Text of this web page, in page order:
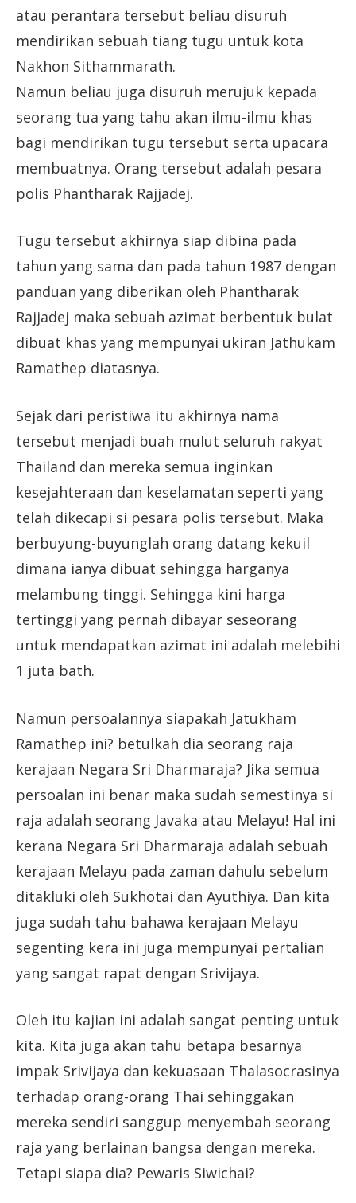
atau perantara tersebut beliau disuruh
mendirikan sebuah tiang tugu untuk kota
Nakhon Sithammarath.
Namun beliau juga disuruh merujuk kepada
seorang tua yang tahu akan ilmu-ilmu khas
bagi mendirikan tugu tersebut serta upacara
membuatnya. Orang tersebut adalah pesara
polis Phantharak Rajjadej.
Tugu tersebut akhirnya siap dibina pada
tahun yang sama dan pada tahun 1987 dengan
panduan yang diberikan oleh Phantharak
Rajjadej maka sebuah azimat berbentuk bulat
dibuat khas yang mempunyai ukiran Jathukam
Ramathep diatasnya.
Sejak dari peristiwa itu akhirnya nama
tersebut menjadi buah mulut seluruh rakyat
Thailand dan mereka semua inginkan
kesejahteraan dan keselamatan seperti yang
telah dikecapi si pesara polis tersebut. Maka
berbuyung-buyunglah orang datang kekuil
dimana ianya dibuat sehingga harganya
melambung tinggi. Sehingga kini harga
tertinggi yang pernah dibayar seseorang
untuk mendapatkan azimat ini adalah melebihi
1 juta bath.
Namun persoalannya siapakah Jatukham
Ramathep ini? betulkah dia seorang raja
kerajaan Negara Sri Dharmaraja? Jika semua
persoalan ini benar maka sudah semestinya si
raja adalah seorang Javaka atau Melayu! Hal ini
kerana Negara Sri Dharmaraja adalah sebuah
kerajaan Melayu pada zaman dahulu sebelum
ditakluki oleh Sukhotai dan Ayuthiya. Dan kita
juga sudah tahu bahawa kerajaan Melayu
segenting kera ini juga mempunyai pertalian
yang sangat rapat dengan Srivijaya.
Oleh itu kajian ini adalah sangat penting untuk
kita. Kita juga akan tahu betapa besarnya
impak Srivijaya dan kekuasaan Thalasocrasinya
terhadap orang-orang Thai sehinggakan
mereka sendiri sanggup menyembah seorang
raja yang berlainan bangsa dengan mereka.
Tetapi siapa dia? Pewaris Siwichai?